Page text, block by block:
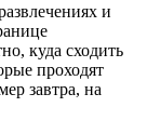
и
куда сходить
проходят
завтра, на